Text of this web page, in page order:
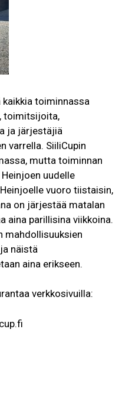
kaikkia toiminnassa
toimitsijoita,
ja järjestäjiä
varrella. SiiliCupin
mutta toiminnan
uudelle
vuoro tiistaisin,
on järjestää matalan
aina parillisina viikkoina.
mahdollisuuksien
näistä
aina erikseen.
verkkosivuilla: